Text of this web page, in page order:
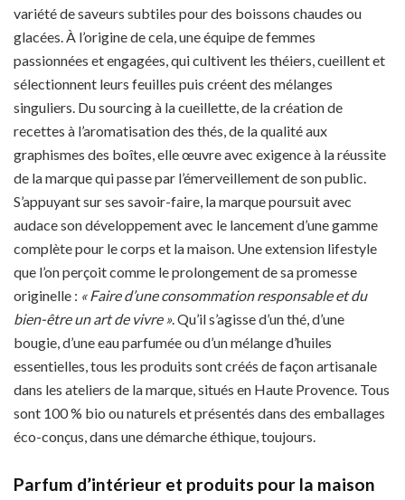
variété de saveurs subtiles pour des boissons chaudes ou
glacées. À l’origine de cela, une équipe de femmes
passionnées et engagées, qui cultivent les théiers, cueillent et
sélectionnent leurs feuilles puis créent des mélanges
singuliers. Du sourcing à la cueillette, de la création de
recettes à l’aromatisation des thés, de la qualité aux
graphismes des boîtes, elle œuvre avec exigence à la réussite
de la marque qui passe par l’émerveillement de son public.
S’appuyant sur ses savoir-faire, la marque poursuit avec
audace son développement avec le lancement d’une gamme
complète pour le corps et la maison. Une extension lifestyle
que l’on perçoit comme le prolongement de sa promesse
originelle : « Faire d’une consommation responsable et du
bien-être un art de vivre ». Qu’il s’agisse d’un thé, d’une
bougie, d’une eau parfumée ou d’un mélange d’huiles
essentielles, tous les produits sont créés de façon artisanale
dans les ateliers de la marque, situés en Haute Provence. Tous
sont 100 % bio ou naturels et présentés dans des emballages
éco-conçus, dans une démarche éthique, toujours.
Parfum d’intérieur et produits pour la maison